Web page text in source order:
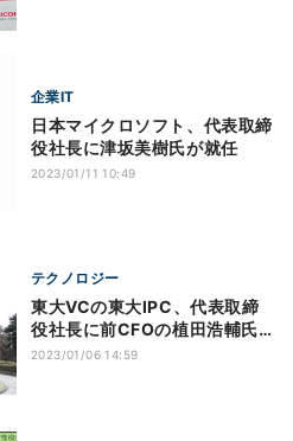
企業IT
日本マイクロソフト、代表取締
役社長に津坂美樹氏が就任
2023/01/11 10:49
テクノロジー
東大VCの東大IPC、代表取締
役社長に前CFOの植田浩輔氏
が就任
2023/01/06 14:59